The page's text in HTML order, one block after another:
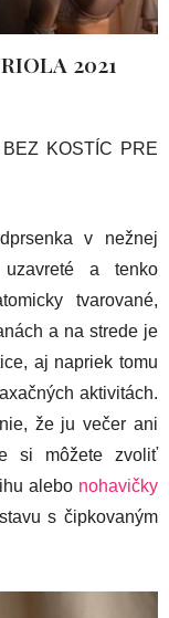
2021
KOSTÍC PRE
v nežnej
a tenko
tvarované,
a na strede je
aj napriek tomu
aktivitách.
že ju večer ani
si môžete zvoliť
alebo nohavičky
s čipkovaným